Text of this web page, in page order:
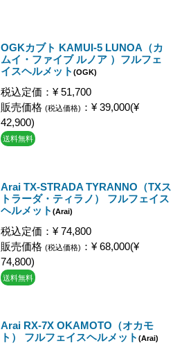
OGKカブト KAMUI-5 LUNOA（カ
ムイ・ファイブ ルノア ）フルフェ
イスヘルメット (OGK)
税込定価：¥ 51,700
販売価格 (税込価格) ：¥ 39,000(¥
42,900)
送料無料
Arai TX-STRADA TYRANNO（TXス
トラーダ・ティラノ） フルフェイス
ヘルメット (Arai)
税込定価：¥ 74,800
販売価格 (税込価格) ：¥ 68,000(¥
74,800)
送料無料
Arai RX-7X OKAMOTO（オカモ
ト） フルフェイスヘルメット (Arai)